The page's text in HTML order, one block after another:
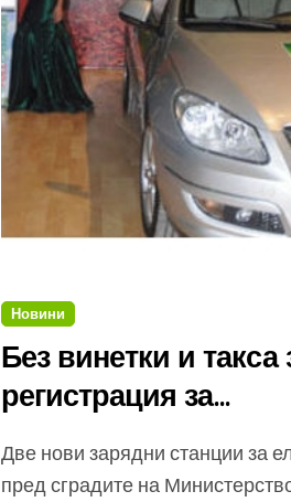
Новини
Без винетки и такса
регистрация за
Две нови зарядни станции за електромобили
пред сградите на